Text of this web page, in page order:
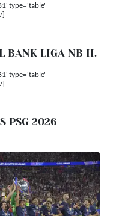
type='table'
]
BANK LIGA NB II.
type='table'
]
PSG 2026